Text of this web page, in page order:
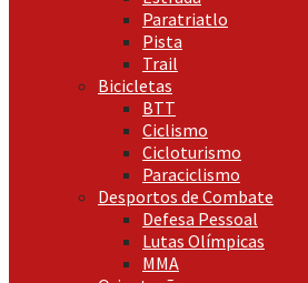
Paratriatlo
Pista
Trail
Bicicletas
BTT
Ciclismo
Cicloturismo
Paraciclismo
Desportos de Combate
Defesa Pessoal
Lutas Olímpicas
MMA